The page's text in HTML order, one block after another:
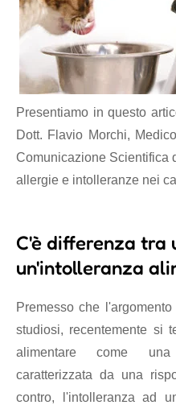
Presentiamo in questo
Dott. Flavio Morchi,
Comunicazione Scientifica
allergie e intolleranze nei
C'è differenza tra
un'intolleranza
Premesso che
studiosi, recentemente si
alimentare come una
caratterizzata da una
contro, l'intolleranza ad